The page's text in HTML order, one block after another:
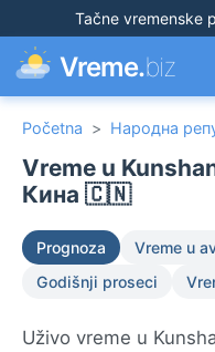
Tačne vremenske
Vreme.biz
Početna > Народна
Vreme u
Кина 🇨🇳
Prognoza Vreme u
Godišnji proseci
Uživo vreme u